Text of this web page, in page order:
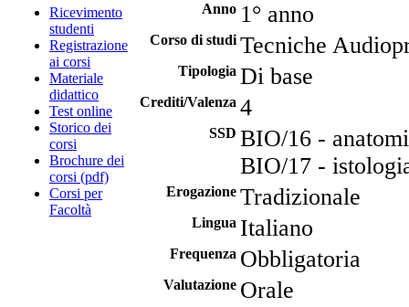
Ricevimento
studenti
Registrazione
ai corsi
Materiale
didattico
Test online
Storico dei
corsi
Brochure dei
corsi (pdf)
Corsi per
Facoltà
Anno 1° anno
Corso di studi Tecniche
Tipologia Di base
Crediti/Valenza 4
SSD BIO/16 -
BIO/17 -
Erogazione Tradizionale
Lingua Italiano
Frequenza Obbligatoria
Valutazione Orale